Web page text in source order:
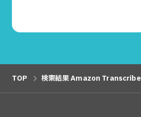
TOP 検索結果 Amazon Transcribe